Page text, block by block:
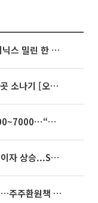
[베스트&워스트] 삼성전자·SK하이닉스 밀린 한 주…상상인증권은 85% 급등
35도 안팎 무더위 이어져…전국 곳곳 소나기 [오늘 날씨]
[주간증시전망] 다음주 코스피 6000~7000⋯“外人 수급은 정책이 변수”
뉴욕증시, 연준 금리인상 기대감 꺾이자 상승...S&P500 사상 최고치 [종합]
SK하이닉스, 분기배당 375원 확정…주주환원책 9월로 앞당겨 발표